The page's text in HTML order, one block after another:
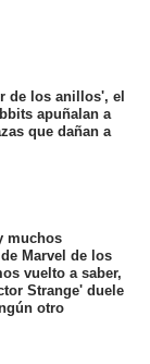
de los anillos', el
apuñalan a
que dañan a
muchos
Marvel de los
vuelto a saber,
Strange' duele
otro